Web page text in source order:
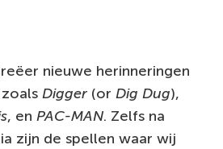
nieuwe herinneringen
Digger (or Dig Dug),
, en PAC-MAN. Zelfs na
zijn de spellen waar wij